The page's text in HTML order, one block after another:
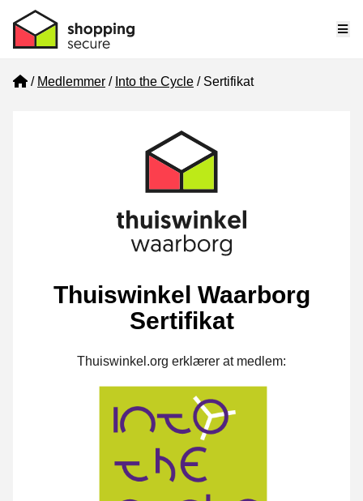
Home
Medlemmer Into the Cycle Sertifikat
Thuiswinkel Waarborg
Sertifikat
Thuiswinkel.org erklærer at medlem: